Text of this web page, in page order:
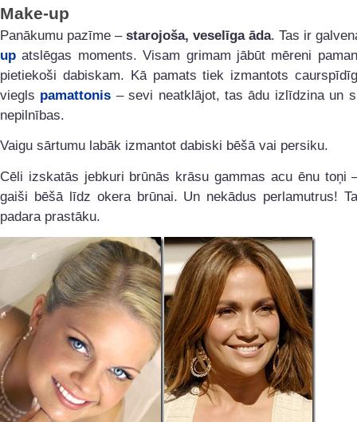
Make-up
Panākumu pazīme – starojoša, veselīga āda. Tas ir
up atslēgas moments. Visam grimam jābūt mēreni
pietiekoši dabiskam. Kā pamats tiek izmantots
viegls pamattonis – sevi neatklājot, tas ādu izlīdzina un
nepilnības.
Vaigu sārtumu labāk izmantot dabiski bēšā vai persiku.
Cēli izskatās jebkuri brūnās krāsu gammas acu ēnu toņi
gaiši bēšā līdz okera brūnai. Un nekādus perlamutrus!
padara prastāku.